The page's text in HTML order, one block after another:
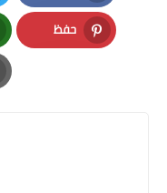
Facebook
حفظ
Pinterest